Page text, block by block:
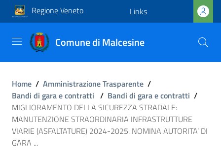
Regione Veneto Links
Comune di Malcesine
Home / Amministrazione Trasparente /
Bandi di gara e contratti / Bandi di gara e contratti /
MIGLIORAMENTO DELLA SICUREZZA STRADALE:
MANUTENZIONE STRAORDINARIA INFRASTRUTTURE
VIARIE (ASFALTATURE) 2024-2025. NOMINA AUTORITA’ DI
GARA ...